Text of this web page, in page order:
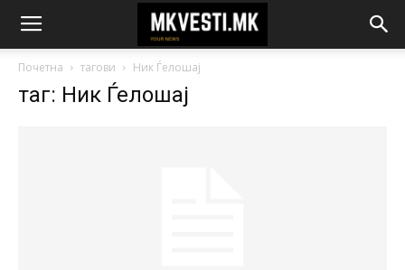
Почетна тагови Ник Ѓелошај
таг: Ник Ѓелошај